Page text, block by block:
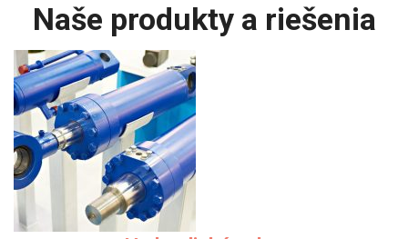
Naše produkty a riešenia